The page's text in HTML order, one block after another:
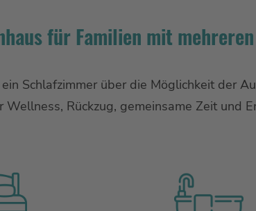
für Familien mit
Schlafzimmer über die Möglichkeit der
Rückzug, gemeinsame Zeit und